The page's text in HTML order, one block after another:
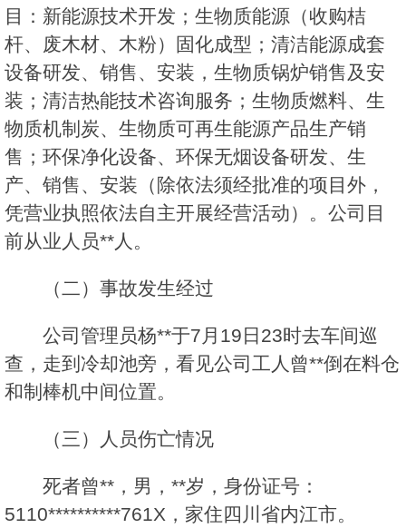
目：新能源技术开发；生物质能源（收购桔
杆、废木材、木粉）固化成型；清洁能源成套
设备研发、销售、安装，生物质锅炉销售及安
装；清洁热能技术咨询服务；生物质燃料、生
物质机制炭、生物质可再生能源产品生产销
售；环保净化设备、环保无烟设备研发、生
产、销售、安装（除依法须经批准的项目外，
凭营业执照依法自主开展经营活动）。公司目
前从业人员**人。
（二）事故发生经过
公司管理员杨**于7月19日23时去车间巡
查，走到冷却池旁，看见公司工人曾**倒在料仓
和制棒机中间位置。
（三）人员伤亡情况
死者曾**，男，**岁，身份证号：
5110**********761X，家住四川省内江市。